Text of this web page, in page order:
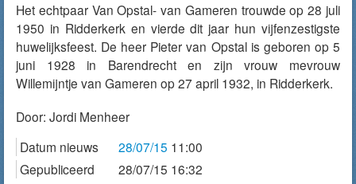
Het echtpaar Van Opstal- van Gameren trouwde op 28 juli
1950 in Ridderkerk en vierde dit jaar hun vijfenzestigste
huwelijksfeest. De heer Pieter van Opstal is geboren op 5
juni 1928 in Barendrecht en zijn vrouw mevrouw
Willemijntje van Gameren op 27 april 1932, in Ridderkerk.
Door: Jordi Menheer
Datum nieuws
28/07/15 11:00
Gepubliceerd
28/07/15 16:32